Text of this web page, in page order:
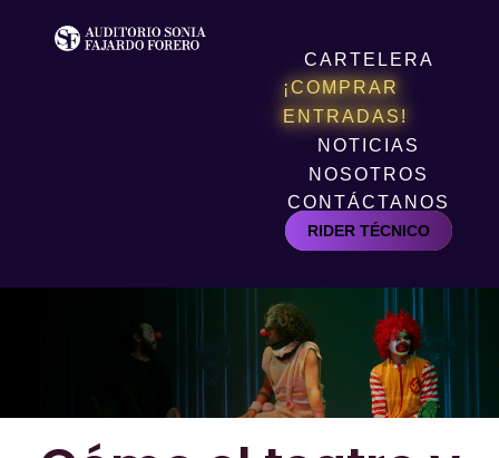
CARTELERA
¡COMPRAR
ENTRADAS!
NOTICIAS
NOSOTROS
CONTÁCTANOS
RIDER TÉCNICO